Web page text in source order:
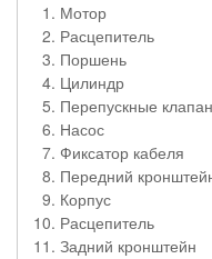
Мотор
Расцепитель
Поршень
Цилиндр
Перепускные
Насос
Фиксатор кабеля
Передний
Корпус
Расцепитель
Задний кронштейн